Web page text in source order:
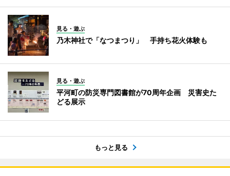
見る・遊ぶ
乃木神社で「なつまつり」 手持ち花火体験も
見る・遊ぶ
平河町の防災専門図書館が70周年企画 災害史た
どる展示
もっと見る